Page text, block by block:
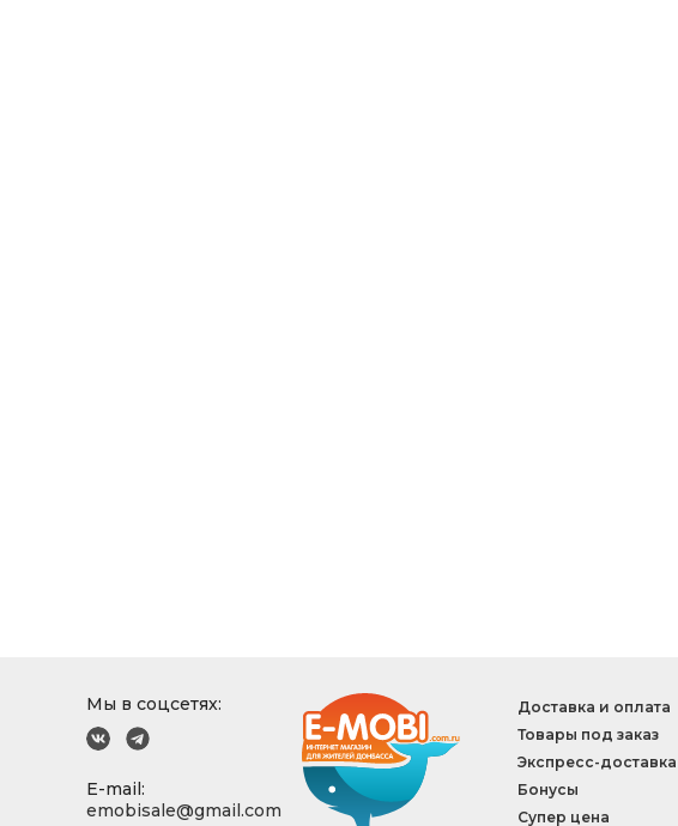
Мы в соцсетях:
E-mail:
emobisale@gmail.com
Доставка и оплата
Товары под заказ
Экспресс-доставка
Бонусы
Супер цена